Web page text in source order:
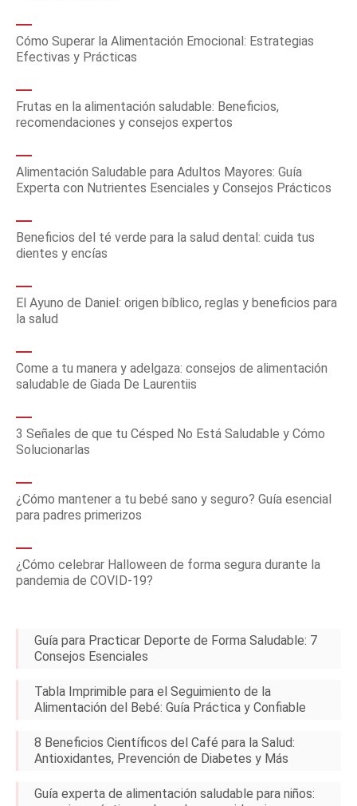
Cómo Superar la Alimentación Emocional: Estrategias
Efectivas y Prácticas
Frutas en la alimentación saludable: Beneficios,
recomendaciones y consejos expertos
Alimentación Saludable para Adultos Mayores: Guía
Experta con Nutrientes Esenciales y Consejos Prácticos
Beneficios del té verde para la salud dental: cuida tus
dientes y encías
El Ayuno de Daniel: origen bíblico, reglas y beneficios para
la salud
Come a tu manera y adelgaza: consejos de alimentación
saludable de Giada De Laurentiis
3 Señales de que tu Césped No Está Saludable y Cómo
Solucionarlas
¿Cómo mantener a tu bebé sano y seguro? Guía esencial
para padres primerizos
¿Cómo celebrar Halloween de forma segura durante la
pandemia de COVID-19?
Guía para Practicar Deporte de Forma Saludable: 7
Consejos Esenciales
Tabla Imprimible para el Seguimiento de la
Alimentación del Bebé: Guía Práctica y Confiable
8 Beneficios Científicos del Café para la Salud:
Antioxidantes, Prevención de Diabetes y Más
Guía experta de alimentación saludable para niños: